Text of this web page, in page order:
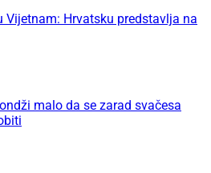
Vijetnam: Hrvatsku predstavlja na
malo da se zarad svačesa